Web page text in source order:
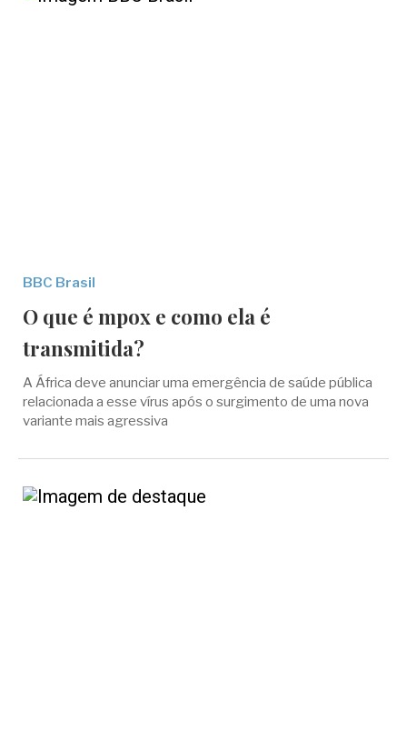
BBC Brasil
O que é mpox e como ela é
transmitida?
A África deve anunciar uma emergência de saúde pública
relacionada a esse vírus após o surgimento de uma nova
variante mais agressiva